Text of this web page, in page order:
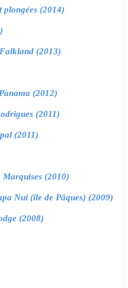
plongées (2014)
(2013)
(2012)
(2011)
(2011)
Marquises (2010)
Nui (île de Pâques) (2009)
(2008)